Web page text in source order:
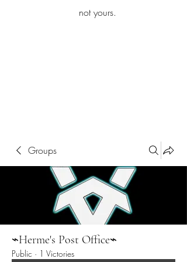
not yours.
Groups
⌁Herme's Post Office⌁
Public · 1 Victories